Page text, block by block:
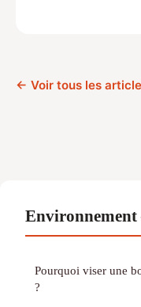
← Voir tous les
Pourquoi viser une
?